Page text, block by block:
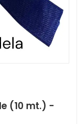
(10 mt.) -